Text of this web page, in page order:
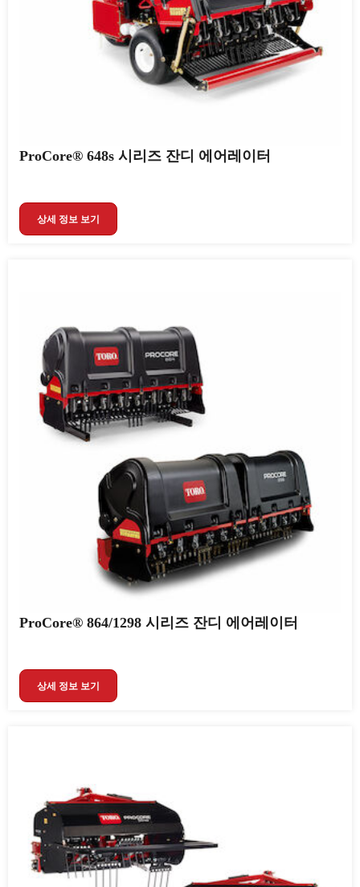
ProCore® 648s 시리즈 잔디 에어레이터
상세 정보 보기
ProCore® 864/1298 시리즈 잔디 에어레이터
상세 정보 보기